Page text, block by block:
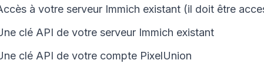
à votre serveur Immich existant (il doit être
clé API de votre serveur Immich existant
clé API de votre compte PixelUnion